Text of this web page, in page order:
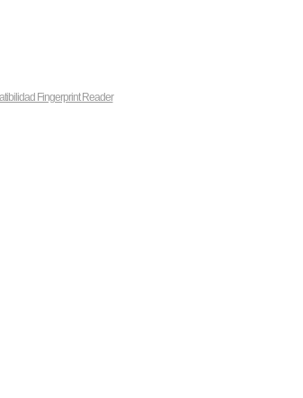
Fingerprint Reader